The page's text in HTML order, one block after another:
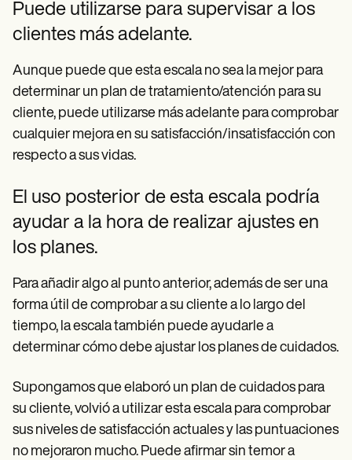
Puede utilizarse para supervisar a los
clientes más adelante.
Aunque puede que esta escala no sea la mejor para
determinar un plan de tratamiento/atención para su
cliente, puede utilizarse más adelante para comprobar
cualquier mejora en su satisfacción/insatisfacción con
respecto a sus vidas.
El uso posterior de esta escala podría
ayudar a la hora de realizar ajustes en
los planes.
Para añadir algo al punto anterior, además de ser una
forma útil de comprobar a su cliente a lo largo del
tiempo, la escala también puede ayudarle a
determinar cómo debe ajustar los planes de cuidados.
Supongamos que elaboró un plan de cuidados para
su cliente, volvió a utilizar esta escala para comprobar
sus niveles de satisfacción actuales y las puntuaciones
no mejoraron mucho. Puede afirmar sin temor a